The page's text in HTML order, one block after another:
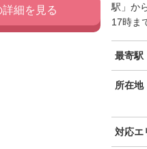
駅」か
17時ま
最寄駅
所在地
対応エ
細を見る